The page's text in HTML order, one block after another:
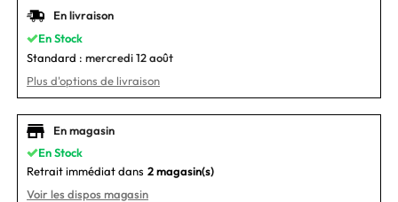
En livraison
En Stock
Standard : mercredi 12 août
Plus d'options de livraison
En magasin
En Stock
Retrait immédiat dans 2 magasin(s)
Voir les dispos magasin